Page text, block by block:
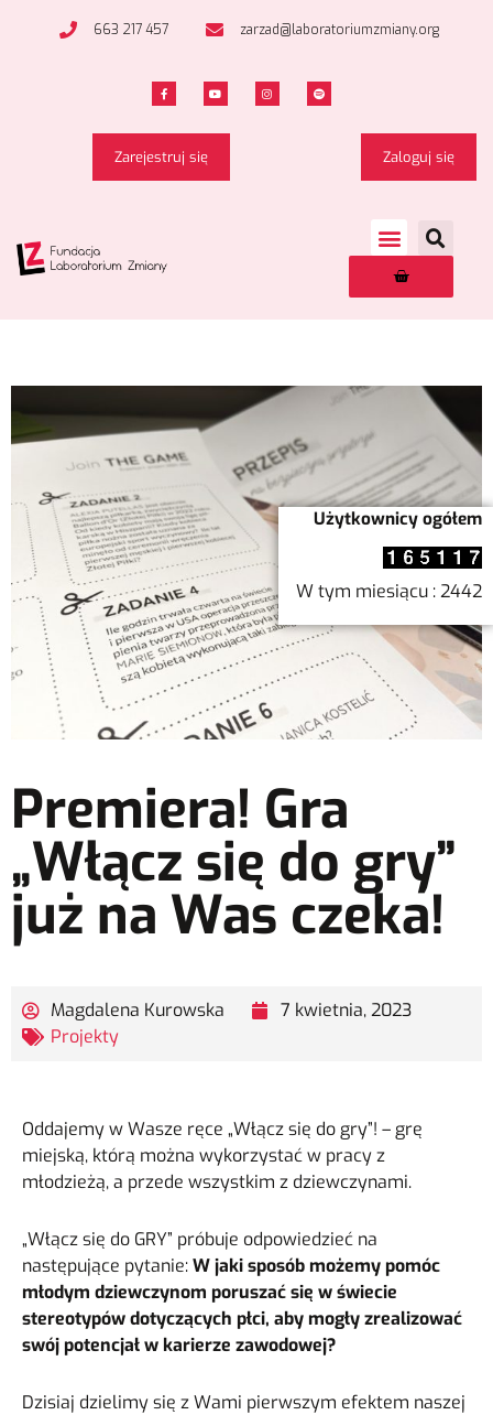
663 217 457 zarzad@laboratoriumzmiany.org
Zarejestruj się Zaloguj się
Premiera! Gra
„Włącz się do gry”
już na Was czeka!
Magdalena Kurowska
7 kwietnia, 2023
Projekty
Oddajemy w Wasze ręce „Włącz się do gry”! – grę
miejską, którą można wykorzystać w pracy z
młodzieżą, a przede wszystkim z dziewczynami.
„Włącz się do GRY” próbuje odpowiedzieć na
następujące pytanie:W jaki sposób możemy pomóc
młodym dziewczynom poruszać się w świecie
stereotypów dotyczących płci, aby mogły zrealizować
swój potencjał w karierze zawodowej?
Dzisiaj dzielimy się z Wami pierwszym efektem naszej
Użytkownicy ogółem
W tym miesiącu : 2442